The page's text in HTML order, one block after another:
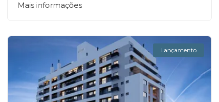
Mais informações
Lançamento